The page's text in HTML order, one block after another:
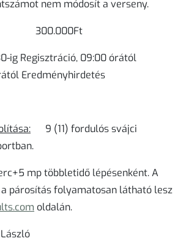
nem módosít a verseny.
300.000Ft
ig Regisztráció, 09:00 órától
Eredményhirdetés
ása:
9 (11) fordulós svájci
mp többletidő lépésenként. A
párosítás folyamatosan látható lesz
oldalán.